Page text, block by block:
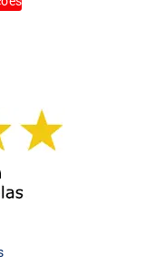
produto
opções
podem
ser
na